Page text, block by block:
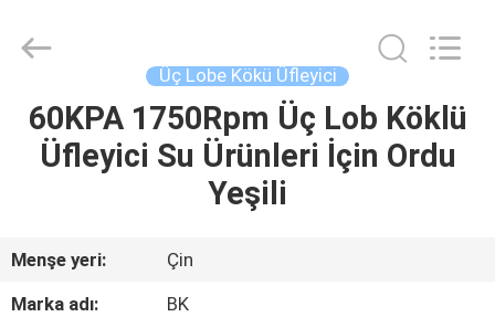
EV
VİDEOLAR
(Jiangsu)
Reserved.
Üç Lobe Kökü Üfleyici
60KPA 1750Rpm Üç Lob Köklü
Üfleyici Su Ürünleri İçin Ordu
Yeşili
Menşe yeri:
Çin
Marka adı:
BK